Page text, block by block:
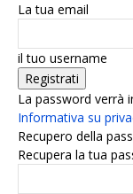
La tua email
il tuo username
La password verrà
Informativa su
Recupero della
Recupera la tua